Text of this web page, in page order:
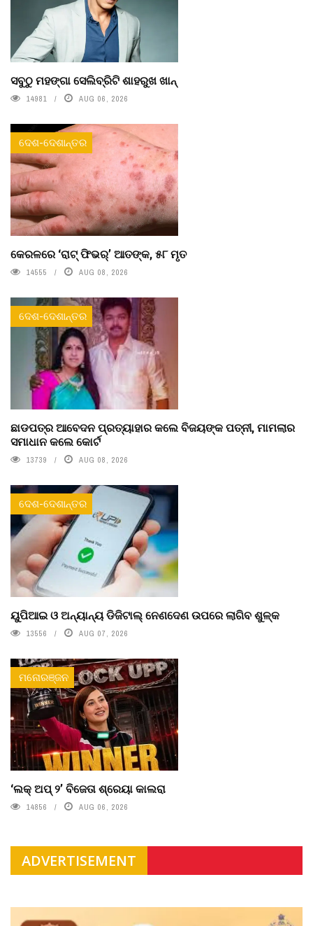
ସବୁଠୁ ମହଙ୍ଗା ସେଲିବ୍ରିଟି ଶାହରୁଖ ଖାନ୍
14981 AUG 06, 2026
ଦେଶ-ଦେଶାନ୍ତର
କେରଳରେ ‘ରାଟ୍ ଫିଭର୍’ ଆତଙ୍କ, ୫୮ ମୃତ
14555 AUG 08, 2026
ଦେଶ-ଦେଶାନ୍ତର
ଛାଡପତ୍ର ଆବେଦନ ପ୍ରତ୍ୟାହାର କଲେ ବିଜୟଙ୍କ ପତ୍ନୀ, ମାମଲାର
ସମାଧାନ କଲେ କୋର୍ଟ
13739 AUG 08, 2026
ଦେଶ-ଦେଶାନ୍ତର
ୟୁପିଆଇ ଓ ଅନ୍ୟାନ୍ୟ ଡିଜିଟାଲ୍ ନେଣଦେଣ ଉପରେ ଲାଗିବ ଶୁଳ୍କ
13556 AUG 07, 2026
ମନୋରଞ୍ଜନ
‘ଲକ୍ ଅପ୍ ୨’ ବିଜେତା ଶ୍ରେୟା କାଲରା
14856 AUG 06, 2026
ADVERTISEMENT